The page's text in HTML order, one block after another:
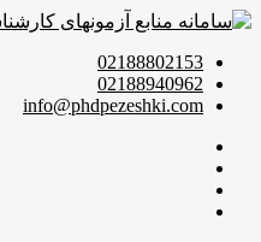
02188802153
02188940962
info@phdpezeshki.com